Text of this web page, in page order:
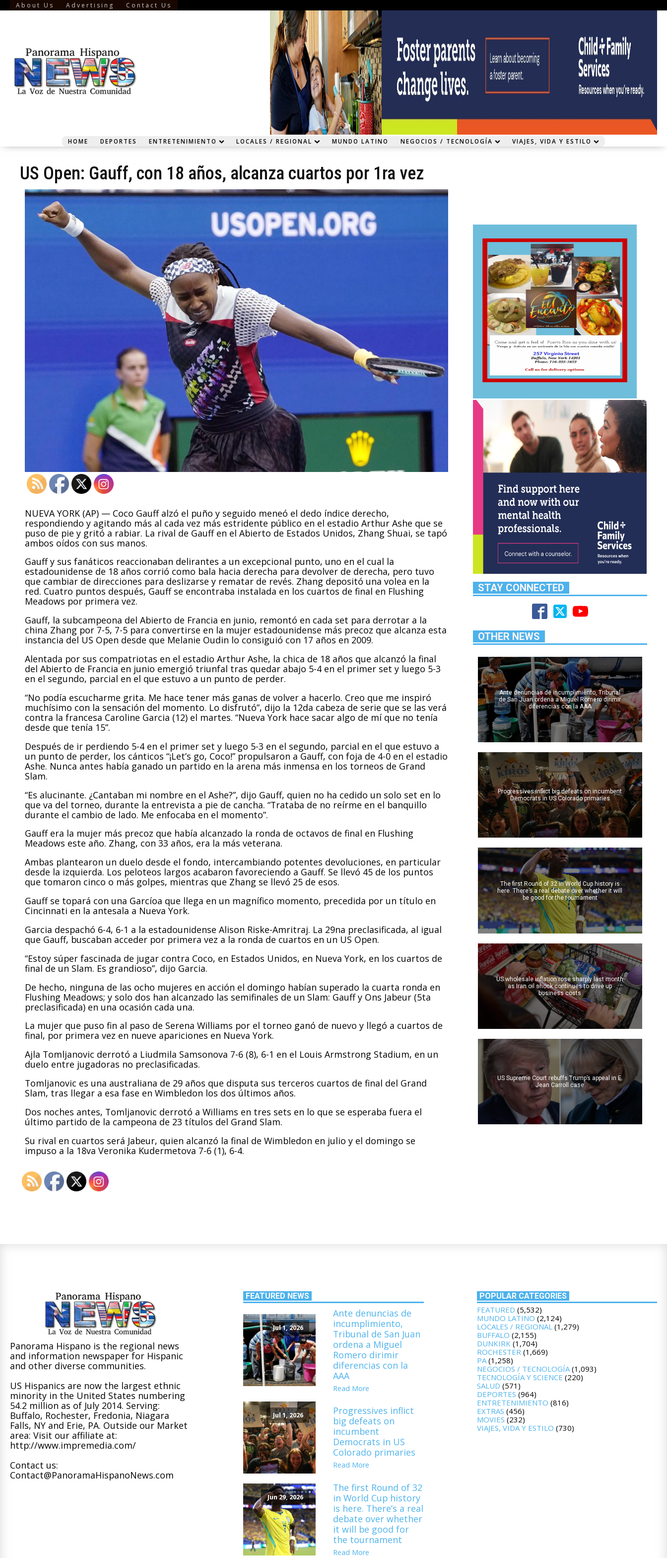
About Us Advertising Contact Us
HOME DEPORTES ENTRETENIMIENTO LOCALES / REGIONAL MUNDO LATINO NEGOCIOS / TECNOLOGÍA VIAJES, VIDA Y ESTILO
US Open: Gauff, con 18 años, alcanza cuartos por 1ra vez
NUEVA YORK (AP) — Coco Gauff alzó el puño y seguido meneó el dedo índice derecho,
respondiendo y agitando más al cada vez más estridente público en el estadio Arthur Ashe que se
puso de pie y gritó a rabiar. La rival de Gauff en el Abierto de Estados Unidos, Zhang Shuai, se tapó
ambos oídos con sus manos.
Gauff y sus fanáticos reaccionaban delirantes a un excepcional punto, uno en el cual la
estadounidense de 18 años corrió como bala hacia derecha para devolver de derecha, pero tuvo
que cambiar de direcciones para deslizarse y rematar de revés. Zhang depositó una volea en la
red. Cuatro puntos después, Gauff se encontraba instalada en los cuartos de final en Flushing
Meadows por primera vez.
Gauff, la subcampeona del Abierto de Francia en junio, remontó en cada set para derrotar a la
china Zhang por 7-5, 7-5 para convertirse en la mujer estadounidense más precoz que alcanza esta
instancia del US Open desde que Melanie Oudin lo consiguió con 17 años en 2009.
Alentada por sus compatriotas en el estadio Arthur Ashe, la chica de 18 años que alcanzó la final
del Abierto de Francia en junio emergió triunfal tras quedar abajo 5-4 en el primer set y luego 5-3
en el segundo, parcial en el que estuvo a un punto de perder.
“No podía escucharme grita. Me hace tener más ganas de volver a hacerlo. Creo que me inspiró
muchísimo con la sensación del momento. Lo disfrutó”, dijo la 12da cabeza de serie que se las verá
contra la francesa Caroline Garcia (12) el martes. “Nueva York hace sacar algo de mí que no tenía
desde que tenía 15”.
Después de ir perdiendo 5-4 en el primer set y luego 5-3 en el segundo, parcial en el que estuvo a
un punto de perder, los cánticos “¡Let’s go, Coco!” propulsaron a Gauff, con foja de 4-0 en el estadio
Ashe. Nunca antes había ganado un partido en la arena más inmensa en los torneos de Grand
Slam.
“Es alucinante. ¿Cantaban mi nombre en el Ashe?”, dijo Gauff, quien no ha cedido un solo set en lo
que va del torneo, durante la entrevista a pie de cancha. “Trataba de no reírme en el banquillo
durante el cambio de lado. Me enfocaba en el momento”.
Gauff era la mujer más precoz que había alcanzado la ronda de octavos de final en Flushing
Meadows este año. Zhang, con 33 años, era la más veterana.
Ambas plantearon un duelo desde el fondo, intercambiando potentes devoluciones, en particular
desde la izquierda. Los peloteos largos acabaron favoreciendo a Gauff. Se llevó 45 de los puntos
que tomaron cinco o más golpes, mientras que Zhang se llevó 25 de esos.
Gauff se topará con una Garcíoa que llega en un magnífico momento, precedida por un título en
Cincinnati en la antesala a Nueva York.
Garcia despachó 6-4, 6-1 a la estadounidense Alison Riske-Amritraj. La 29na preclasificada, al igual
que Gauff, buscaban acceder por primera vez a la ronda de cuartos en un US Open.
“Estoy súper fascinada de jugar contra Coco, en Estados Unidos, en Nueva York, en los cuartos de
final de un Slam. Es grandioso”, dijo Garcia.
De hecho, ninguna de las ocho mujeres en acción el domingo habían superado la cuarta ronda en
Flushing Meadows; y solo dos han alcanzado las semifinales de un Slam: Gauff y Ons Jabeur (5ta
preclasificada) en una ocasión cada una.
La mujer que puso fin al paso de Serena Williams por el torneo ganó de nuevo y llegó a cuartos de
final, por primera vez en nueve apariciones en Nueva York.
Ajla Tomljanovic derrotó a Liudmila Samsonova 7-6 (8), 6-1 en el Louis Armstrong Stadium, en un
duelo entre jugadoras no preclasificadas.
Tomljanovic es una australiana de 29 años que disputa sus terceros cuartos de final del Grand
Slam, tras llegar a esa fase en Wimbledon los dos últimos años.
Dos noches antes, Tomljanovic derrotó a Williams en tres sets en lo que se esperaba fuera el
último partido de la campeona de 23 títulos del Grand Slam.
Su rival en cuartos será Jabeur, quien alcanzó la final de Wimbledon en julio y el domingo se
impuso a la 18va Veronika Kudermetova 7-6 (1), 6-4.
STAY CONNECTED
OTHER NEWS
Ante denuncias de incumplimiento, Tribunal
de San Juan ordena a Miguel Romero dirimir
diferencias con la AAA
Progressives inflict big defeats on incumbent
Democrats in US Colorado primaries
The first Round of 32 in World Cup history is
here. There’s a real debate over whether it will
be good for the tournament
US wholesale inflation rose sharply last month
as Iran oil shock continues to drive up
business costs
US Supreme Court rebuffs Trump’s appeal in E.
Jean Carroll case
Panorama Hispano is the regional news
and information newspaper for Hispanic
and other diverse communities.
US Hispanics are now the largest ethnic
minority in the United States numbering
54.2 million as of July 2014. Serving:
Buffalo, Rochester, Fredonia, Niagara
Falls, NY and Erie, PA. Outside our Market
area: Visit our affiliate at:
http://www.impremedia.com/
Contact us:
Contact@PanoramaHispanoNews.com
FEATURED NEWS
Jul 1, 2026
Ante denuncias de
incumplimiento,
Tribunal de San Juan
ordena a Miguel
Romero dirimir
diferencias con la
AAA
Read More
Jul 1, 2026
Progressives inflict
big defeats on
incumbent
Democrats in US
Colorado primaries
Read More
Jun 29, 2026
The first Round of 32
in World Cup history
is here. There’s a real
debate over whether
it will be good for
the tournament
Read More
POPULAR CATEGORIES
FEATURED (5,532)
MUNDO LATINO (2,124)
LOCALES / REGIONAL (1,279)
BUFFALO (2,155)
DUNKIRK (1,704)
ROCHESTER (1,669)
PA(1,258)
NEGOCIOS / TECNOLOGÍA(1,093)
TECNOLOGÍA Y SCIENCE (220)
SALUD (571)
DEPORTES (964)
ENTRETENIMIENTO (816)
EXTRAS (456)
MOVIES (232)
VIAJES, VIDA Y ESTILO (730)